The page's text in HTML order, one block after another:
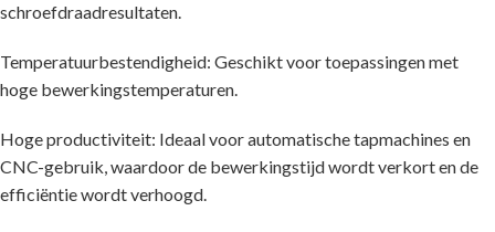
schroefdraadresultaten.
Temperatuurbestendigheid: Geschikt voor toepassingen met
hoge bewerkingstemperaturen.
Hoge productiviteit: Ideaal voor automatische tapmachines en
CNC-gebruik, waardoor de bewerkingstijd wordt verkort en de
efficiëntie wordt verhoogd.